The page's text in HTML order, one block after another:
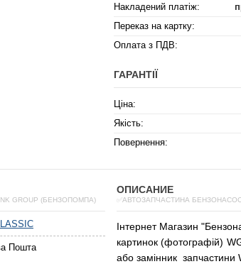
Накладений платіж:
Переказ на картку:
Оплата з ПДВ:
ГАРАНТІЇ
Ціна:
Якість:
Повернення:
GROUP (БЕНЗОПОМПА)
Пошта
ОПИСАНИЕ
✅АВТОЗАПЧАСТИНА
Інтернет Магазин "
картинок (фотографій)
або замінник запчастини